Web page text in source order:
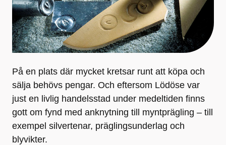
På en plats där mycket kretsar runt att köpa och
sälja behövs pengar. Och eftersom Lödöse var
just en livlig handelsstad under medeltiden finns
gott om fynd med anknytning till myntprägling – till
exempel silvertenar, präglingsunderlag och
blyvikter.